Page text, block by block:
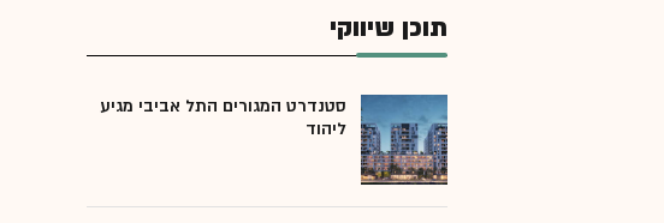
תוכן שיווקי
סטנדרט המגורים התל אביבי מגיע
ליהוד